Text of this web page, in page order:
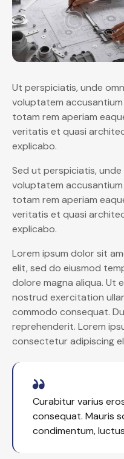
Ut perspiciatis, unde
voluptatem
totam rem aperiam
veritatis et quasi
explicabo.
Sed ut perspiciatis,
voluptatem
totam rem aperiam
veritatis et quasi
explicabo.
Lorem ipsum dolor sit
elit, sed do eiusmod
dolore magna aliqua. Ut
nostrud exercitation
commodo consequat.
reprehenderit. Lorem
consectetur adipiscing
Curabitur varius
consequat. Mauris
condimentum,